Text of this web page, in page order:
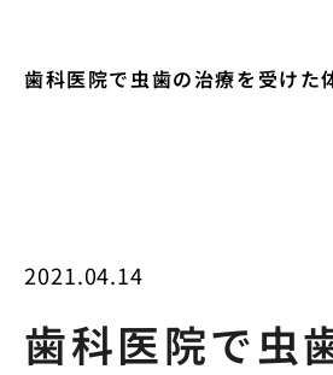
歯科医院で虫歯の治療を受けた
2021.04.14
歯科医院で虫